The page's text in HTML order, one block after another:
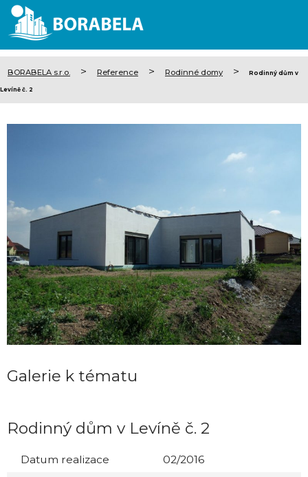
BORABELA s.r.o. > Reference > Rodinné domy > Rodinný dům v
Levíně č. 2
Galerie k tématu
Rodinný dům v Levíně č. 2
Datum realizace
02/2016